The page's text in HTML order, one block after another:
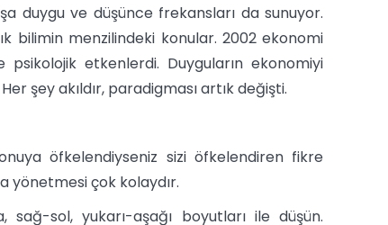
duygu ve düşünce frekansları da sunuyor.
bilimin menzilindeki konular. 2002 ekonomi
etkenlerdi. Duyguların ekonomiyi
şey akıldır, paradigması artık değişti.
öfkelendiyseniz sizi öfkelendiren fikre
yönetmesi çok kolaydır.
sol, yukarı-aşağı boyutları ile düşün.